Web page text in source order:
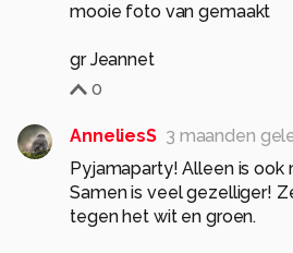
mooie foto van gemaakt
gr Jeannet
0
AnneliesS 3 maanden
Pyjamaparty! Alleen is ook
Samen is veel gezelliger!
tegen het wit en groen.